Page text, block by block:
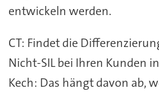
entwickeln werden.
CT: Findet die
Nicht-SIL bei Ihren Kunden
Kech: Das hängt davon ab,